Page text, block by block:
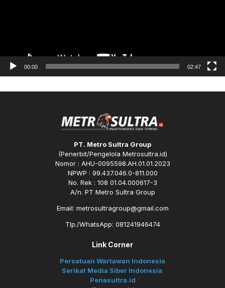
00:00 02:47
PT. Metro Sultra Group
(Penerbit/Pengelola Metrosultra.id)
Nomor : AHU-0095598.AH.01.01.2023
NPWP : 99.437.046.0-811.000
No. Rek : 108 01.04.000617-3
A/n. PT Metro Sultra Group
Email: metrosultragroup@gmail.com
Tlp./WhatsApp: 081241946474
Link Corner
Persatuan Wartawan Indonesia
Serikat Media Siber Indonesia
Penasultra.id